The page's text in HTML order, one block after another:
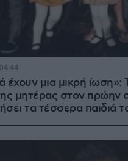
έχουν μια μικρή ίωση»:
μητέρας στον πρώην
τα τέσσερα παιδιά